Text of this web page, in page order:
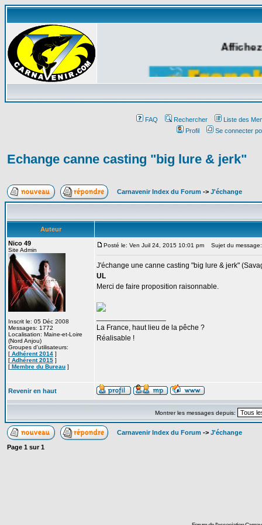
FAQ Rechercher
Liste des
Profil
Se connecter
Echange canne casting "big lure & jerk"
Carnavenir Index du Forum -> J'échange
Auteur
Nico 49
Site Admin
Inscrit le: 05 Déc 2008
Messages: 1772
Localisation: Maine-et-Loire
(Nord Anjou)
Groupes d'utilisateurs:
[ Adhérent 2014 ]
[ Adhérent 2015 ]
[ Membre du Bureau ]
Posté le: Ven Juil 24, 2015 10:01 pm Sujet du
J'échange une canne casting "big lure & jerk"
UL
Merci de faire proposition raisonnable.
La France, haut lieu de la pêche ?
Réalisable !
Revenir en haut
Montrer les messages depuis:
Carnavenir Index du Forum -> J'échange
Page 1 sur1